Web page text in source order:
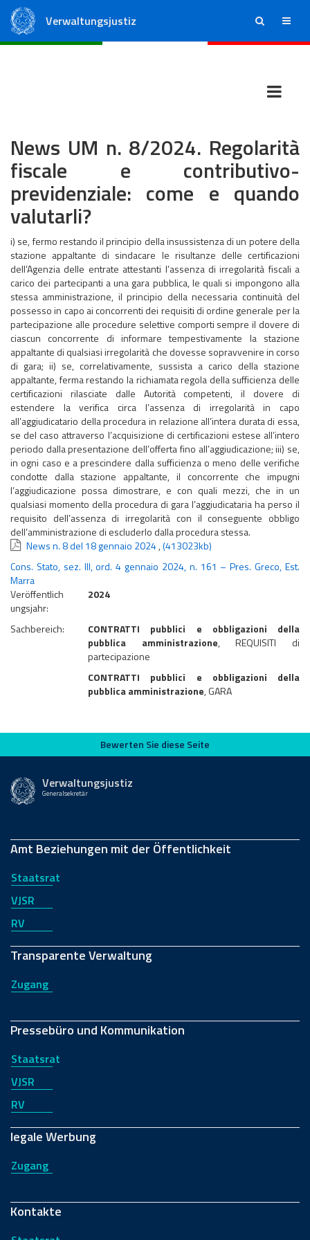
Verwaltungsjustiz ricerca menu
News UM n. 8/2024. Regolarità
fiscale e contributivo-
previdenziale: come e quando
valutarli?
i) se, fermo restando il principio della insussistenza di un potere della
stazione appaltante di sindacare le risultanze delle certificazioni
dell’Agenzia delle entrate attestanti l’assenza di irregolarità fiscali a
carico dei partecipanti a una gara pubblica, le quali si impongono alla
stessa amministrazione, il principio della necessaria continuità del
possesso in capo ai concorrenti dei requisiti di ordine generale per la
partecipazione alle procedure selettive comporti sempre il dovere di
ciascun concorrente di informare tempestivamente la stazione
appaltante di qualsiasi irregolarità che dovesse sopravvenire in corso
di gara; ii) se, correlativamente, sussista a carico della stazione
appaltante, ferma restando la richiamata regola della sufficienza delle
certificazioni rilasciate dalle Autorità competenti, il dovere di
estendere la verifica circa l’assenza di irregolarità in capo
all’aggiudicatario della procedura in relazione all’intera durata di essa,
se del caso attraverso l’acquisizione di certificazioni estese all’intero
periodo dalla presentazione dell’offerta fino all’aggiudicazione; iii) se,
in ogni caso e a prescindere dalla sufficienza o meno delle verifiche
condotte dalla stazione appaltante, il concorrente che impugni
l’aggiudicazione possa dimostrare, e con quali mezzi, che in un
qualsiasi momento della procedura di gara l’aggiudicataria ha perso il
requisito dell’assenza di irregolarità con il conseguente obbligo
dell’amministrazione di escluderlo dalla procedura stessa.
News n. 8 del 18 gennaio 2024,(413023kb)
Cons. Stato, sez. III, ord. 4 gennaio 2024, n. 161 – Pres. Greco, Est.
Marra
Veröffentlich
ungsjahr:
2024
Sachbereich:
CONTRATTI pubblici e obbligazioni della
pubblica amministrazione, REQUISITI di
partecipazione
CONTRATTI pubblici e obbligazioni della
pubblica amministrazione, GARA
Bewerten Sie diese Seite
Bewerten Sie diese Seite
Verwaltungsjustiz
Generalsekretär
Amt Beziehungen mit der Öffentlichkeit
Staatsrat
VJSR
RV
Transparente Verwaltung
Zugang
Pressebüro und Kommunikation
Staatsrat
VJSR
RV
legale Werbung
Zugang
Kontakte